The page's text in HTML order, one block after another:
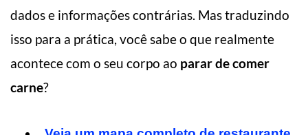
dados e informações contrárias. Mas traduzindo
isso para a prática, você sabe o que realmente
acontece com o seu corpo ao parar de comer
carne?